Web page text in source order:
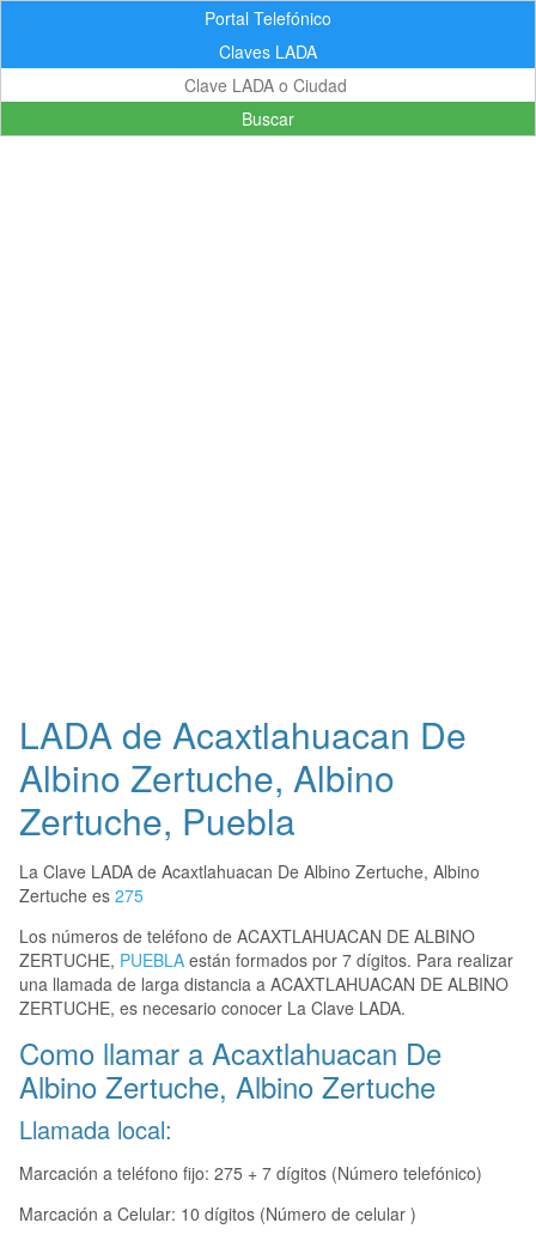
Portal Telefónico
Claves LADA
Buscar
LADA de Acaxtlahuacan De
Albino Zertuche, Albino
Zertuche, Puebla
La Clave LADA de Acaxtlahuacan De Albino Zertuche, Albino
Zertuche es 275
Los números de teléfono de ACAXTLAHUACAN DE ALBINO
ZERTUCHE, PUEBLA están formados por 7 dígitos. Para realizar
una llamada de larga distancia a ACAXTLAHUACAN DE ALBINO
ZERTUCHE, es necesario conocer La Clave LADA.
Como llamar a Acaxtlahuacan De
Albino Zertuche, Albino Zertuche
Llamada local:
Marcación a teléfono fijo: 275 + 7 dígitos (Número telefónico)
Marcación a Celular: 10 dígitos (Número de celular )